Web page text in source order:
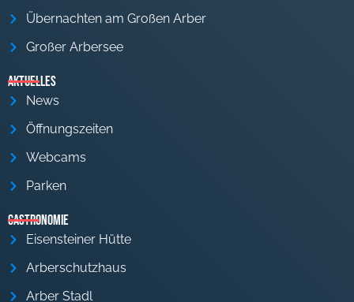
Übernachten am Großen Arber
Großer Arbersee
Aktuelles
News
Öffnungszeiten
Webcams
Parken
Gastronomie
Eisensteiner Hütte
Arberschutzhaus
Arber Stadl